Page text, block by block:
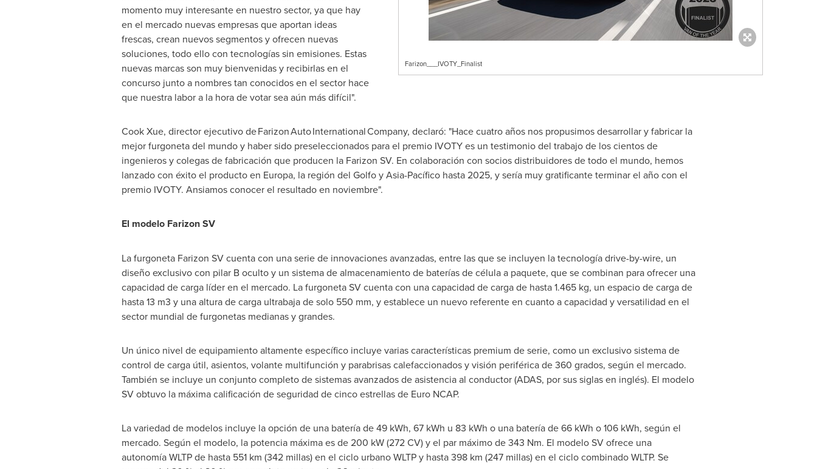
Farizon___IVOTY_Finalist
momento muy interesante en nuestro sector, ya que hay
en el mercado nuevas empresas que aportan ideas
frescas, crean nuevos segmentos y ofrecen nuevas
soluciones, todo ello con tecnologías sin emisiones. Estas
nuevas marcas son muy bienvenidas y recibirlas en el
concurso junto a nombres tan conocidos en el sector hace
que nuestra labor a la hora de votar sea aún más difícil".
Cook Xue, director ejecutivo de Farizon Auto International Company, declaró: "Hace cuatro años nos propusimos desarrollar y fabricar la
mejor furgoneta del mundo y haber sido preseleccionados para el premio IVOTY es un testimonio del trabajo de los cientos de
ingenieros y colegas de fabricación que producen la Farizon SV. En colaboración con socios distribuidores de todo el mundo, hemos
lanzado con éxito el producto en Europa, la región del Golfo y Asia-Pacífico hasta 2025, y sería muy gratificante terminar el año con el
premio IVOTY. Ansiamos conocer el resultado en noviembre".
El modelo Farizon SV
La furgoneta Farizon SV cuenta con una serie de innovaciones avanzadas, entre las que se incluyen la tecnología drive-by-wire, un
diseño exclusivo con pilar B oculto y un sistema de almacenamiento de baterías de célula a paquete, que se combinan para ofrecer una
capacidad de carga líder en el mercado. La furgoneta SV cuenta con una capacidad de carga de hasta 1.465 kg, un espacio de carga de
hasta 13 m3 y una altura de carga ultrabaja de solo 550 mm, y establece un nuevo referente en cuanto a capacidad y versatilidad en el
sector mundial de furgonetas medianas y grandes.
Un único nivel de equipamiento altamente específico incluye varias características premium de serie, como un exclusivo sistema de
control de carga útil, asientos, volante multifunción y parabrisas calefaccionados y visión periférica de 360 grados, según el mercado.
También se incluye un conjunto completo de sistemas avanzados de asistencia al conductor (ADAS, por sus siglas en inglés). El modelo
SV obtuvo la máxima calificación de seguridad de cinco estrellas de Euro NCAP.
La variedad de modelos incluye la opción de una batería de 49 kWh, 67 kWh u 83 kWh o una batería de 66 kWh o 106 kWh, según el
mercado. Según el modelo, la potencia máxima es de 200 kW (272 CV) y el par máximo de 343 Nm. El modelo SV ofrece una
autonomía WLTP de hasta 551 km (342 millas) en el ciclo urbano WLTP y hasta 398 km (247 millas) en el ciclo combinado WLTP. Se